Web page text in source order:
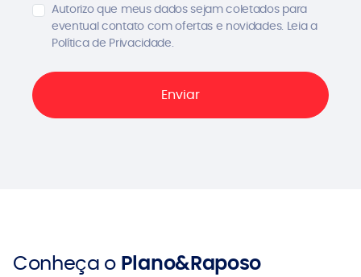
Autorizo que meus dados sejam coletados para
eventual contato com ofertas e novidades. Leia a
Política de Privacidade.
Conheça o Plano&Raposo